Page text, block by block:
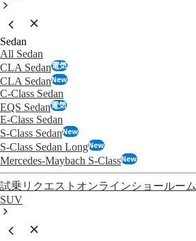
Sedan
All Sedan
CLA Sedan電気
CLA SedanNew
C-Class Sedan
EQS Sedan電気
E-Class Sedan
S-Class SedanNew
S-Class Sedan LongNew
Mercedes-Maybach S-ClassNew
試乗リクエスト オンラインショールーム
SUV